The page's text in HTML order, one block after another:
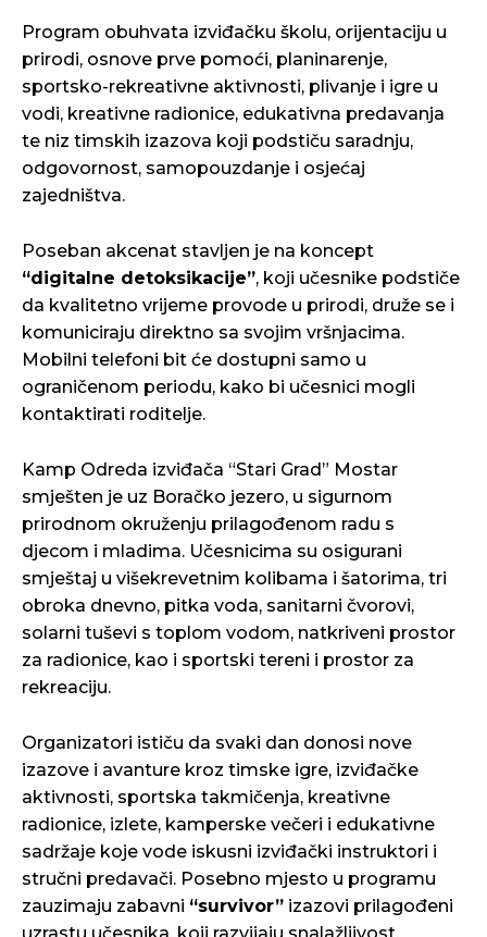
Program obuhvata izviđačku školu, orijentaciju u
prirodi, osnove prve pomoći, planinarenje,
sportsko-rekreativne aktivnosti, plivanje i igre u
vodi, kreativne radionice, edukativna predavanja
te niz timskih izazova koji podstiču saradnju,
odgovornost, samopouzdanje i osjećaj
zajedništva.
Poseban akcenat stavljen je na koncept
“digitalne detoksikacije”, koji učesnike podstiče
da kvalitetno vrijeme provode u prirodi, druže se i
komuniciraju direktno sa svojim vršnjacima.
Mobilni telefoni bit će dostupni samo u
ograničenom periodu, kako bi učesnici mogli
kontaktirati roditelje.
Kamp Odreda izviđača “Stari Grad” Mostar
smješten je uz Boračko jezero, u sigurnom
prirodnom okruženju prilagođenom radu s
djecom i mladima. Učesnicima su osigurani
smještaj u višekrevetnim kolibama i šatorima, tri
obroka dnevno, pitka voda, sanitarni čvorovi,
solarni tuševi s toplom vodom, natkriveni prostor
za radionice, kao i sportski tereni i prostor za
rekreaciju.
Organizatori ističu da svaki dan donosi nove
izazove i avanture kroz timske igre, izviđačke
aktivnosti, sportska takmičenja, kreativne
radionice, izlete, kamperske večeri i edukativne
sadržaje koje vode iskusni izviđački instruktori i
stručni predavači. Posebno mjesto u programu
zauzimaju zabavni “survivor” izazovi prilagođeni